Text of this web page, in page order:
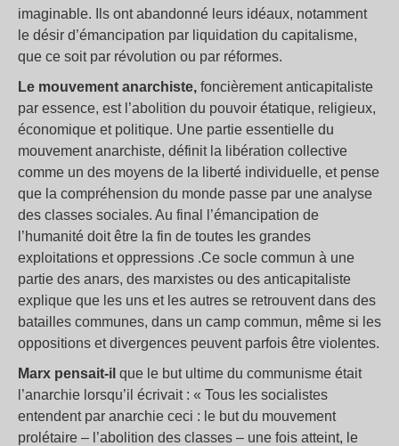
imaginable. Ils ont abandonné leurs idéaux, notamment
le désir d’émancipation par liquidation du capitalisme,
que ce soit par révolution ou par réformes.
Le mouvement anarchiste, foncièrement anticapitaliste
par essence, est l’abolition du pouvoir étatique, religieux,
économique et politique. Une partie essentielle du
mouvement anarchiste, définit la libération collective
comme un des moyens de la liberté individuelle, et pense
que la compréhension du monde passe par une analyse
des classes sociales. Au final l’émancipation de
l’humanité doit être la fin de toutes les grandes
exploitations et oppressions .Ce socle commun à une
partie des anars, des marxistes ou des anticapitaliste
explique que les uns et les autres se retrouvent dans des
batailles communes, dans un camp commun, même si les
oppositions et divergences peuvent parfois être violentes.
Marx pensait-il que le but ultime du communisme était
l’anarchie lorsqu’il écrivait : « Tous les socialistes
entendent par anarchie ceci : le but du mouvement
prolétaire – l’abolition des classes – une fois atteint, le